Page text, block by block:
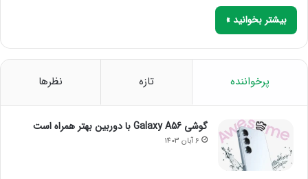
بیشتر بخوانید »
پرخواننده تازه نظرها
گوشی Galaxy A56 با دوربین بهتر همراه است
6 آبان 1403